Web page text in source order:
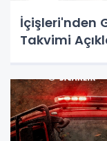
İçişleri'nden
Takvimi